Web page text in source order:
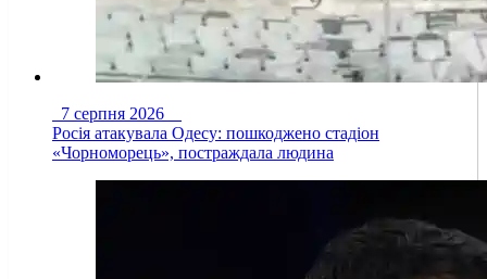
7 серпня 2026
Росія атакувала Одесу: пошкоджено стадіон
«Чорноморець», постраждала людина